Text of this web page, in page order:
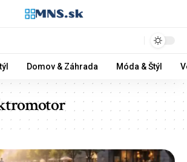
Domov & Záhrada Móda & Štýl